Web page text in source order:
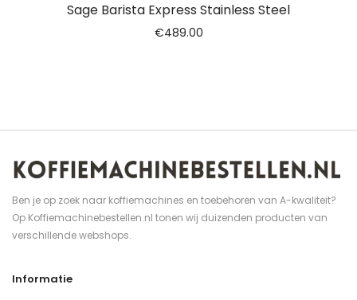
Sage Barista Express Stainless Steel
€489.00
Ben je op zoek naar koffiemachines en toebehoren van A-kwaliteit?
Op Koffiemachinebestellen.nl tonen wij duizenden producten van
verschillende webshops.
Informatie